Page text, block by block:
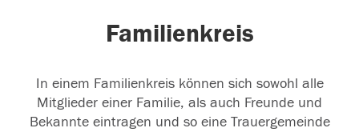
Familienkreis
In einem Familienkreis können sich sowohl alle
Mitglieder einer Familie, als auch Freunde und
Bekannte eintragen und so eine Trauergemeinde